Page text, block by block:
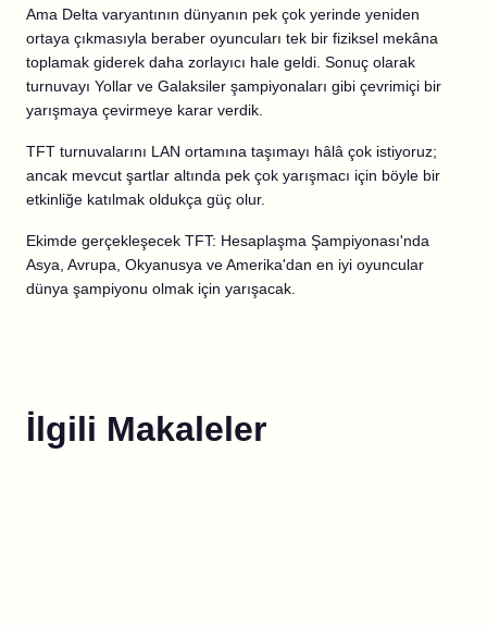
Ama Delta varyantının dünyanın pek çok yerinde yeniden
ortaya çıkmasıyla beraber oyuncuları tek bir fiziksel mekâna
toplamak giderek daha zorlayıcı hale geldi. Sonuç olarak
turnuvayı Yollar ve Galaksiler şampiyonaları gibi çevrimiçi bir
yarışmaya çevirmeye karar verdik.
TFT turnuvalarını LAN ortamına taşımayı hâlâ çok istiyoruz;
ancak mevcut şartlar altında pek çok yarışmacı için böyle bir
etkinliğe katılmak oldukça güç olur.
Ekimde gerçekleşecek TFT: Hesaplaşma Şampiyonası'nda
Asya, Avrupa, Okyanusya ve Amerika'dan en iyi oyuncular
dünya şampiyonu olmak için yarışacak.
İlgili Makaleler